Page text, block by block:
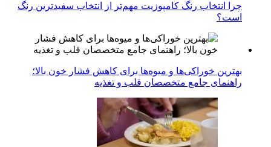
چرا انتخاب رنگ کامپوزیت مهم‌تر از انتخاب سفیدترین رنگ
است؟
بهترین خوراکی‌ها و میوه‌ها برای کاهش فشار خون بالا؛
راهنمای جامع متخصصان قلب و تغذیه